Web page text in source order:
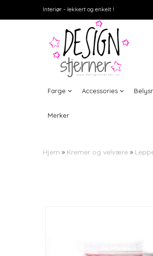
Interiør - lekkert og enkelt !
Farge Accessories
Merker
Hjem » Kremer og velvære »